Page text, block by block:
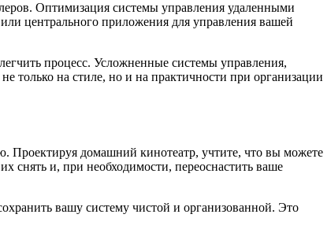
Оптимизация системы управления удаленными
центрального приложения для управления вашей
процесс. Усложненные системы управления,
только на стиле, но и на практичности при организации
Проектируя домашний кинотеатр, учтите, что вы можете
снять и, при необходимости, переоснастить ваше
вашу систему чистой и организованной. Это